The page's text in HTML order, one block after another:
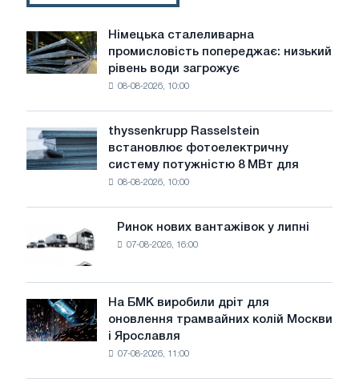
Німецька
сталеливарна
промисловість
води
загрожує
безпеці
Німецька сталеливарна
промисловість попереджає: низький
рівень води загрожує
08-08-2026, 10:00
thyssenkrupp
Rasselstein
встановлює
фотоелектричну
досягнення
цілей
декарбонізації
thyssenkrupp Rasselstein
встановлює фотоелектричну
систему потужністю 8 МВт для
08-08-2026, 10:00
Ринок
нових
вантажівок
у
липні
Ринок нових вантажівок у липні
07-08-2026, 16:00
На
БМК
виробили
На БМК виробили дріт для
оновлення трамвайних колій Москви
і Ярославля
07-08-2026, 11:00